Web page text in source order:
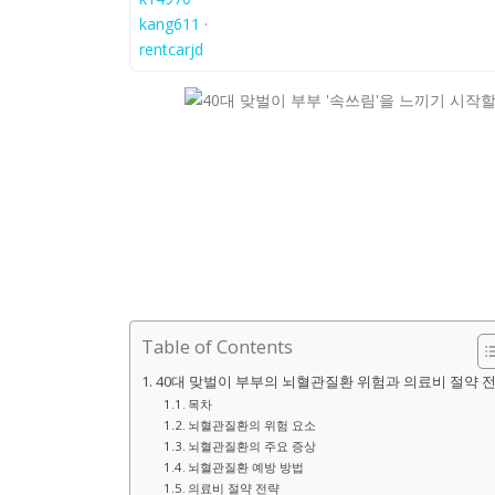
kang611 ·
rentcarjd
Table of Contents
40대 맞벌이 부부의 뇌혈관질환 위험과 의료비 절약
목차
뇌혈관질환의 위험 요소
뇌혈관질환의 주요 증상
뇌혈관질환 예방 방법
의료비 절약 전략